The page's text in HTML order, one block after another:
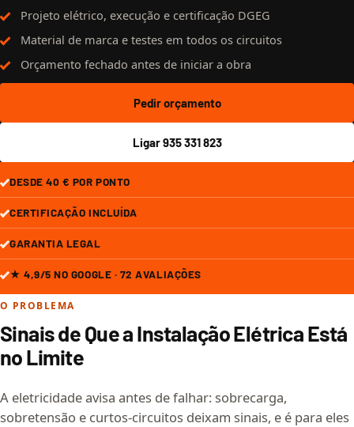
Projeto elétrico, execução e certificação DGEG
Material de marca e testes em todos os circuitos
Orçamento fechado antes de iniciar a obra
Pedir orçamento
Ligar 935 331 823
DESDE 40 € POR PONTO
CERTIFICAÇÃO INCLUÍDA
GARANTIA LEGAL
★ 4,9/5 NO GOOGLE · 72 AVALIAÇÕES
O PROBLEMA
Sinais de Que a Instalação Elétrica Está
no Limite
A eletricidade avisa antes de falhar: sobrecarga,
sobretensão e curtos-circuitos deixam sinais, e é para eles